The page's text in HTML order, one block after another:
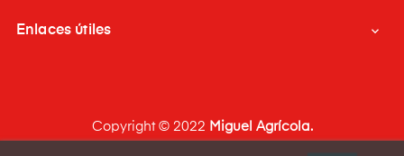
Enlaces útiles 
Copyright © 2022 Miguel Agrícola.